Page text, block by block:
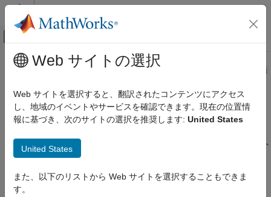
コンテンツへスキップ
オフキャンバス ナビゲーション メ
ドキュメンテーションのホーム
Satellite Communications Toolbox
シナリオの生成と可視化
GroundTrack
説明
作成
メインコンテンツ
このページは機械翻訳を使用して翻訳されました。最新版の英語
GroundTrack
シナリオ内の衛星またはプラットフォームに属するグラウンド ト
ラックオブジェクト
このページをすべて展開する
Web サイトの選択
Web サイトを選択すると、翻訳されたコンテンツにアクセス
し、地域のイベントやサービスを確認できます。現在の位置情
報に基づき、次のサイトの選択を推奨します: United States
United States
また、以下のリストから Web サイトを選択することもできま
す。